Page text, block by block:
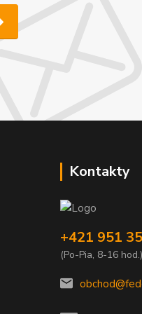
Kontakty
+421 951
(Po-Pia, 8-16 hod.)